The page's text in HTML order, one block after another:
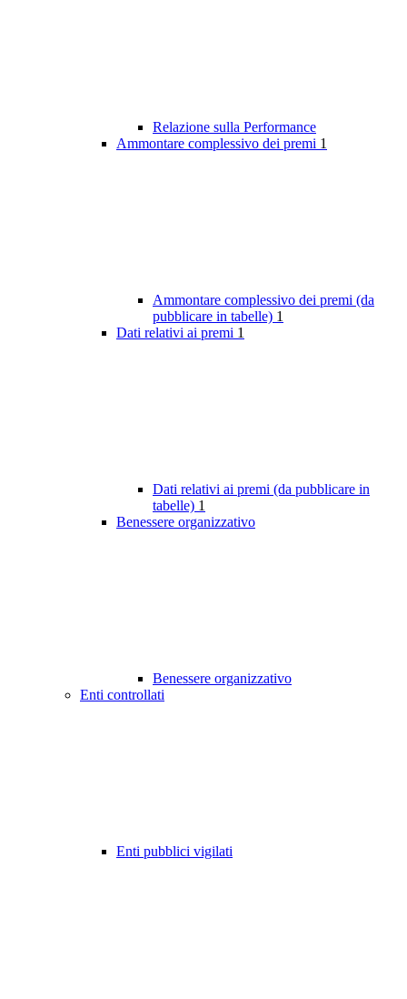
Relazione sulla Performance
Ammontare complessivo dei premi 1
Ammontare complessivo dei premi (da
pubblicare in tabelle) 1
Dati relativi ai premi 1
Dati relativi ai premi (da pubblicare in
tabelle) 1
Benessere organizzativo
Benessere organizzativo
Enti controllati
Enti pubblici vigilati